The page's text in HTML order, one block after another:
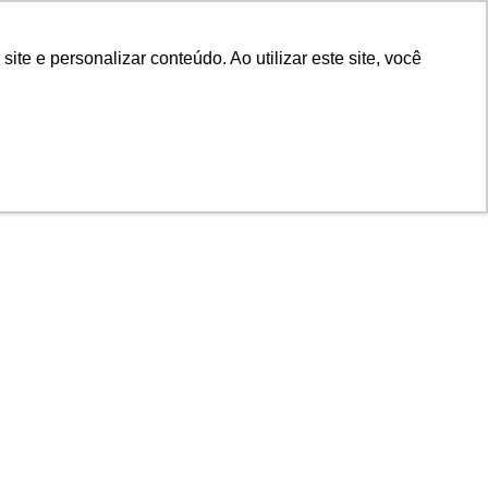
e personalizar conteúdo. Ao utilizar este site, você